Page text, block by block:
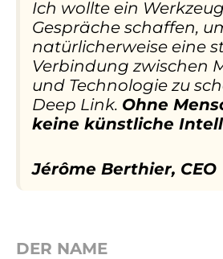
Ich wollte ein
Gespräche schaffen,
natürlicherweise eine
Verbindung zwischen
und Technologie zu
Deep Link. Ohne
keine künstliche
Jérôme Berthier, CEO
DER NAME